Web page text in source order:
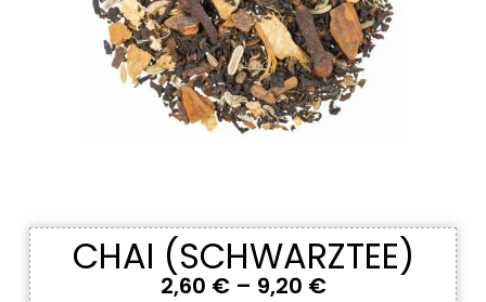
CHAI (SCHWARZTEE)
2,60 €– 9,20 €